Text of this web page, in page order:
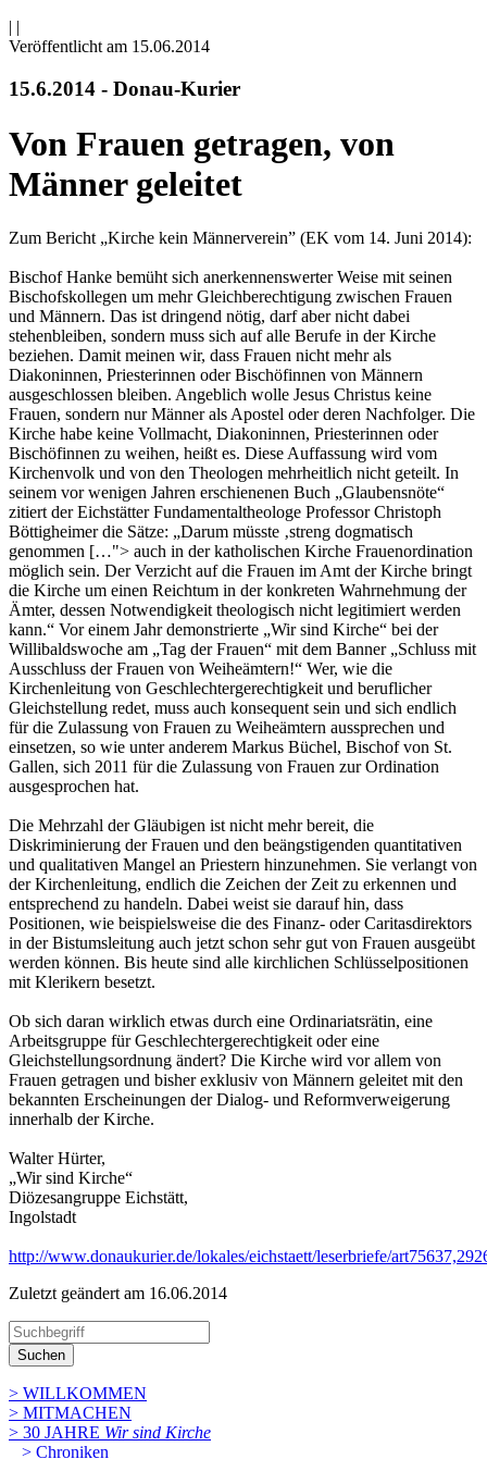
| |
Veröffentlicht am 15­.06.2014
15.6.2014 - Donau-Kurier
Von Frauen getragen, von
Männer geleitet
Zum Bericht „Kirche kein Männerverein” (EK vom 14. Juni 2014):
Bischof Hanke bemüht sich anerkennenswerter Weise mit seinen
Bischofskollegen um mehr Gleichberechtigung zwischen Frauen
und Männern. Das ist dringend nötig, darf aber nicht dabei
stehenbleiben, sondern muss sich auf alle Berufe in der Kirche
beziehen. Damit meinen wir, dass Frauen nicht mehr als
Diakoninnen, Priesterinnen oder Bischöfinnen von Männern
ausgeschlossen bleiben. Angeblich wolle Jesus Christus keine
Frauen, sondern nur Männer als Apostel oder deren Nachfolger. Die
Kirche habe keine Vollmacht, Diakoninnen, Priesterinnen oder
Bischöfinnen zu weihen, heißt es. Diese Auffassung wird vom
Kirchenvolk und von den Theologen mehrheitlich nicht geteilt. In
seinem vor wenigen Jahren erschienenen Buch „Glaubensnöte“
zitiert der Eichstätter Fundamentaltheologe Professor Christoph
Böttigheimer die Sätze: „Darum müsste ‚streng dogmatisch
genommen […"> auch in der katholischen Kirche Frauenordination
möglich sein. Der Verzicht auf die Frauen im Amt der Kirche bringt
die Kirche um einen Reichtum in der konkreten Wahrnehmung der
Ämter, dessen Notwendigkeit theologisch nicht legitimiert werden
kann.“ Vor einem Jahr demonstrierte „Wir sind Kirche“ bei der
Willibaldswoche am „Tag der Frauen“ mit dem Banner „Schluss mit
Ausschluss der Frauen von Weiheämtern!“ Wer, wie die
Kirchenleitung von Geschlechtergerechtigkeit und beruflicher
Gleichstellung redet, muss auch konsequent sein und sich endlich
für die Zulassung von Frauen zu Weiheämtern aussprechen und
einsetzen, so wie unter anderem Markus Büchel, Bischof von St.
Gallen, sich 2011 für die Zulassung von Frauen zur Ordination
ausgesprochen hat.
Die Mehrzahl der Gläubigen ist nicht mehr bereit, die
Diskriminierung der Frauen und den beängstigenden quantitativen
und qualitativen Mangel an Priestern hinzunehmen. Sie verlangt von
der Kirchenleitung, endlich die Zeichen der Zeit zu erkennen und
entsprechend zu handeln. Dabei weist sie darauf hin, dass
Positionen, wie beispielsweise die des Finanz- oder Caritasdirektors
in der Bistumsleitung auch jetzt schon sehr gut von Frauen ausgeübt
werden können. Bis heute sind alle kirchlichen Schlüsselpositionen
mit Klerikern besetzt.
Ob sich daran wirklich etwas durch eine Ordinariatsrätin, eine
Arbeitsgruppe für Geschlechtergerechtigkeit oder eine
Gleichstellungsordnung ändert? Die Kirche wird vor allem von
Frauen getragen und bisher exklusiv von Männern geleitet mit den
bekannten Erscheinungen der Dialog- und Reformverweigerung
innerhalb der Kirche.
Walter Hürter,
„Wir sind Kirche“
Diözesangruppe Eichstätt,
Ingolstadt
http://www.donaukurier.de/lokales/eichstaett/leserbriefe/
Zuletzt geändert am 16­.06.2014
Suchen
> WILLKOMMEN
> MITMACHEN
> 30 JAHRE Wir sind Kirche
> Chroniken